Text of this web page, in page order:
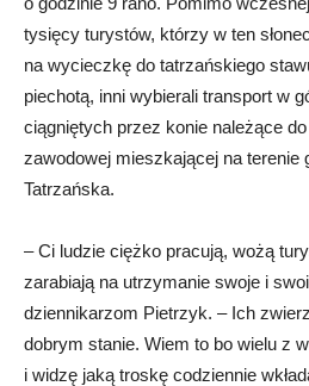
tysięcy turystów, którzy w ten
na wycieczkę do tatrzańskiego
piechotą, inni wybierali transport w
ciągniętych przez konie należące
zawodowej mieszkającej na terenie
Tatrzańska.
– Ci ludzie ciężko pracują, wożą
zarabiają na utrzymanie swoje i
dziennikarzom Pietrzyk. – Ich
dobrym stanie. Wiem to bo wielu z
i widzę jaką troskę codziennie